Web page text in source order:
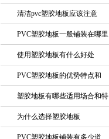
清洁pvc塑胶地板应该注意
PVC塑胶地板一般铺装在哪里
使用塑胶地板有什么好处
PVC塑胶地板的优势特点和
塑胶地板有哪些适用场合和特
为什么选择塑胶地板
PVC塑胶地板铺装有多少道